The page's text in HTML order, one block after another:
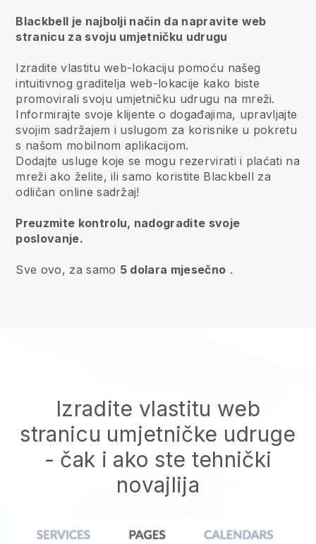
Blackbell je najbolji način da napravite web
stranicu za svoju umjetničku udrugu
Izradite vlastitu web-lokaciju pomoću našeg
intuitivnog graditelja web-lokacije kako biste
promovirali svoju umjetničku udrugu na mreži.
Informirajte svoje klijente o događajima, upravljajte
svojim sadržajem i uslugom za korisnike u pokretu
s našom mobilnom aplikacijom.
Dodajte usluge koje se mogu rezervirati i plaćati na
mreži ako želite, ili samo koristite Blackbell za
odličan online sadržaj!
Preuzmite kontrolu, nadogradite svoje
poslovanje.
Sve ovo, za samo 5 dolara mjesečno .
Izradite vlastitu web
stranicu umjetničke udruge
- čak i ako ste tehnički
novajlija